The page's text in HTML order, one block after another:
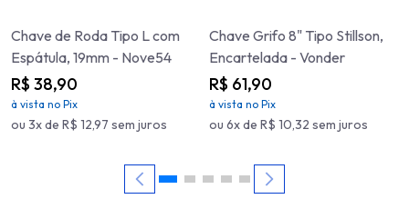
Chave de Roda Tipo L com
Espátula, 19mm - Nove54
R$ 38,90
à vista no Pix
ou 3x de R$ 12,97 sem juros
Chave Grifo 8" Tipo Stillson,
Encartelada - Vonder
R$ 61,90
à vista no Pix
ou 6x de R$ 10,32 sem juros